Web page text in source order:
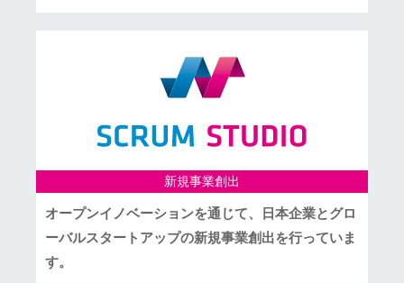
新規事業創出
オープンイノベーションを通じて、日本企業とグロ
ーバルスタートアップの新規事業創出を行っていま
す。